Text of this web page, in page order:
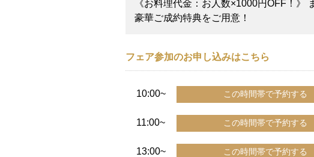
《お料理代金：お人数×1000円OFF！》
豪華ご成約特典をご用意！
フェア参加のお申し込みはこちら
10:00~
11:00~
13:00~